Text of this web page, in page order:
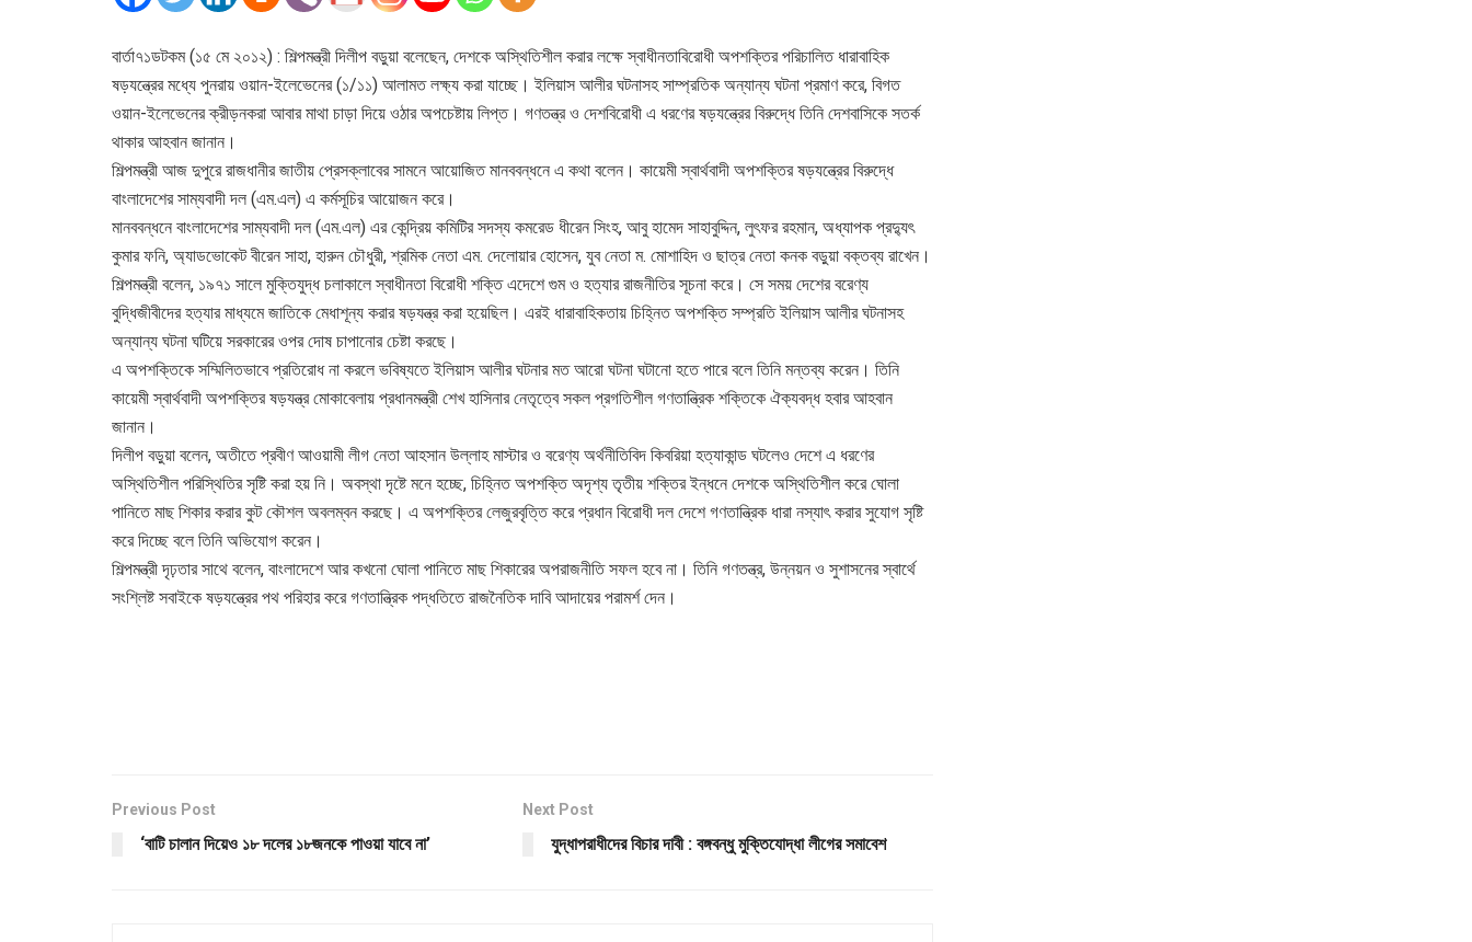
বার্তা৭১ডটকম (১৫ মে ২০১২) : শিল্পমন্ত্রী দিলীপ বড়ুয়া বলেছেন, দেশকে অস্থিতিশীল করার লক্ষে স্বাধীনতাবিরোধী অপশক্তির পরিচালিত ধারাবাহিক
ষড়যন্ত্রের মধ্যে পুনরায় ওয়ান-ইলেভেনের (১/১১) আলামত লক্ষ্য করা যাচ্ছে। ইলিয়াস আলীর ঘটনাসহ সাম্প্রতিক অন্যান্য ঘটনা প্রমাণ করে, বিগত
ওয়ান-ইলেভেনের ক্রীড়নকরা আবার মাথা চাড়া দিয়ে ওঠার অপচেষ্টায় লিপ্ত। গণতন্ত্র ও দেশবিরোধী এ ধরণের ষড়যন্ত্রের বিরুদ্ধে তিনি দেশবাসিকে সতর্ক
থাকার আহবান জানান।
শিল্পমন্ত্রী আজ দুপুরে রাজধানীর জাতীয় প্রেসক্লাবের সামনে আয়োজিত মানববন্ধনে এ কথা বলেন। কায়েমী স্বার্থবাদী অপশক্তির ষড়যন্ত্রের বিরুদ্ধে
বাংলাদেশের সাম্যবাদী দল (এম.এল) এ কর্মসূচির আয়োজন করে।
মানববন্ধনে বাংলাদেশের সাম্যবাদী দল (এম.এল) এর কেন্দ্রিয় কমিটির সদস্য কমরেড ধীরেন সিংহ, আবু হামেদ সাহাবুদ্দিন, লুৎফর রহমান, অধ্যাপক প্রদ্যুৎ
কুমার ফনি, অ্যাডভোকেট বীরেন সাহা, হারুন চৌধুরী, শ্রমিক নেতা এম. দেলোয়ার হোসেন, যুব নেতা ম. মোশাহিদ ও ছাত্র নেতা কনক বড়ুয়া বক্তব্য রাখেন।
শিল্পমন্ত্রী বলেন, ১৯৭১ সালে মুক্তিযুদ্ধ চলাকালে স্বাধীনতা বিরোধী শক্তি এদেশে গুম ও হত্যার রাজনীতির সূচনা করে। সে সময় দেশের বরেণ্য
বুদ্ধিজীবীদের হত্যার মাধ্যমে জাতিকে মেধাশূন্য করার ষড়যন্ত্র করা হয়েছিল। এরই ধারাবাহিকতায় চিহ্নিত অপশক্তি সম্প্রতি ইলিয়াস আলীর ঘটনাসহ
অন্যান্য ঘটনা ঘটিয়ে সরকারের ওপর দোষ চাপানোর চেষ্টা করছে।
এ অপশক্তিকে সম্মিলিতভাবে প্রতিরোধ না করলে ভবিষ্যতে ইলিয়াস আলীর ঘটনার মত আরো ঘটনা ঘটানো হতে পারে বলে তিনি মন্তব্য করেন। তিনি
কায়েমী স্বার্থবাদী অপশক্তির ষড়যন্ত্র মোকাবেলায় প্রধানমন্ত্রী শেখ হাসিনার নেতৃত্বে সকল প্রগতিশীল গণতান্ত্রিক শক্তিকে ঐক্যবদ্ধ হবার আহবান
জানান।
দিলীপ বড়ুয়া বলেন, অতীতে প্রবীণ আওয়ামী লীগ নেতা আহসান উল্লাহ মাস্টার ও বরেণ্য অর্থনীতিবিদ কিবরিয়া হত্যাকান্ড ঘটলেও দেশে এ ধরণের
অস্থিতিশীল পরিস্থিতির সৃষ্টি করা হয় নি। অবস্থা দৃষ্টে মনে হচ্ছে, চিহ্নিত অপশক্তি অদৃশ্য তৃতীয় শক্তির ইন্ধনে দেশকে অস্থিতিশীল করে ঘোলা
পানিতে মাছ শিকার করার কুট কৌশল অবলম্বন করছে। এ অপশক্তির লেজুরবৃত্তি করে প্রধান বিরোধী দল দেশে গণতান্ত্রিক ধারা নস্যাৎ করার সুযোগ সৃষ্টি
করে দিচ্ছে বলে তিনি অভিযোগ করেন।
শিল্পমন্ত্রী দৃঢ়তার সাথে বলেন, বাংলাদেশে আর কখনো ঘোলা পানিতে মাছ শিকারের অপরাজনীতি সফল হবে না। তিনি গণতন্ত্র, উন্নয়ন ও সুশাসনের স্বার্থে
সংশ্লিষ্ট সবাইকে ষড়যন্ত্রের পথ পরিহার করে গণতান্ত্রিক পদ্ধতিতে রাজনৈতিক দাবি আদায়ের পরামর্শ দেন।
Previous Post
‘বাটি চালান দিয়েও ১৮ দলের ১৮জনকে পাওয়া যাবে না’
Next Post
যুদ্ধাপরাধীদের বিচার দাবী : বঙ্গবন্ধু মুক্তিযোদ্ধা লীগের সমাবেশ